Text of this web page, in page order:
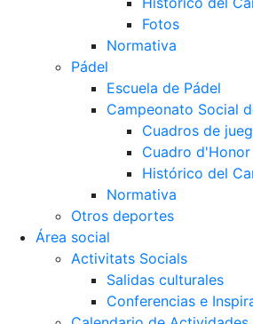
Fotos
Normativa
Pádel
Escuela de Pádel
Campeonato Social
Cuadros de
Cuadro d'Honor
Histórico del
Normativa
Otros deportes
Área social
Activitats Socials
Salidas culturales
Conferencias e